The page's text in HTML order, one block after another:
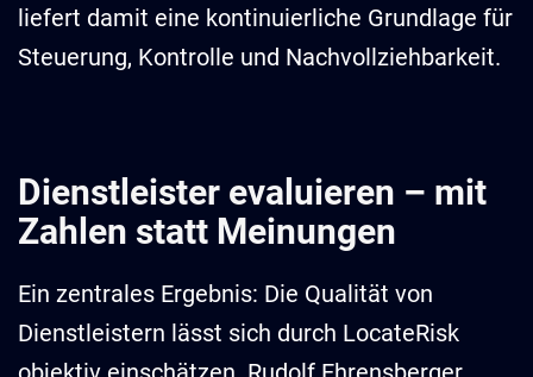
liefert damit eine kontinuierliche Grundlage für
Steuerung, Kontrolle und Nachvollziehbarkeit.
Dienstleister evaluieren – mit
Zahlen statt Meinungen
Ein zentrales Ergebnis: Die Qualität von
Dienstleistern lässt sich durch LocateRisk